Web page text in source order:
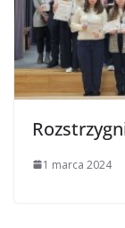
1 marca 2024